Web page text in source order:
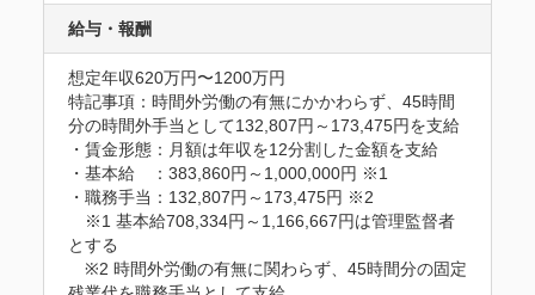
給与・報酬
想定年収620万円〜1200万円
特記事項：時間外労働の有無にかかわらず、45時間
分の時間外手当として132,807円～173,475円を支給
・賃金形態：月額は年収を12分割した金額を支給
・基本給　：383,860円～1,000,000円 ※1
・職務手当：132,807円～173,475円 ※2
※1 基本給708,334円～1,166,667円は管理監督者
とする
※2 時間外労働の有無に関わらず、45時間分の固定